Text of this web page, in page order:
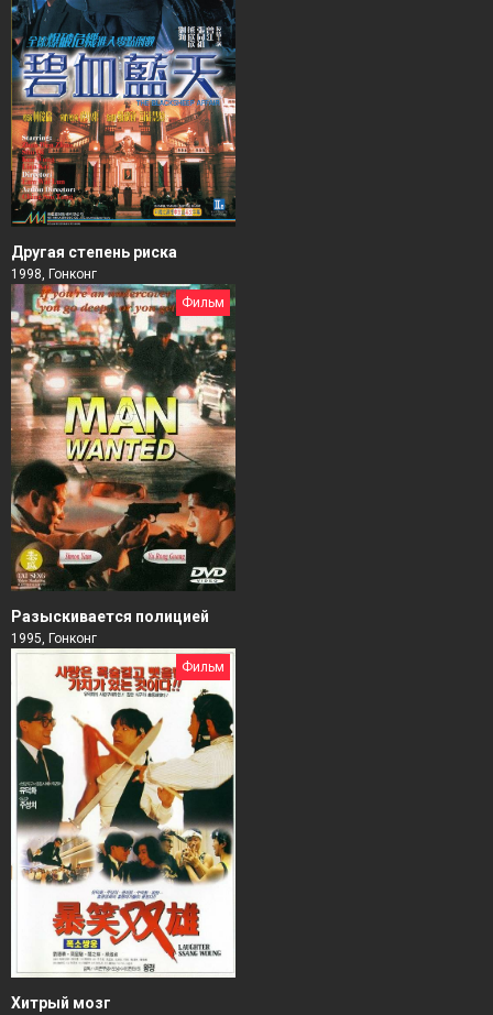
Другая степень риска
1998, Гонконг
Фильм
Разыскивается полицией
1995, Гонконг
Фильм
Хитрый мозг